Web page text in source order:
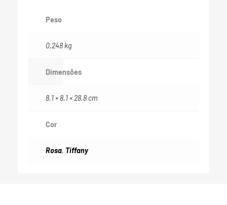
Peso
0,248 kg
Dimensões
8,1 × 8,1 × 28,8 cm
Cor
Rosa, Tiffany